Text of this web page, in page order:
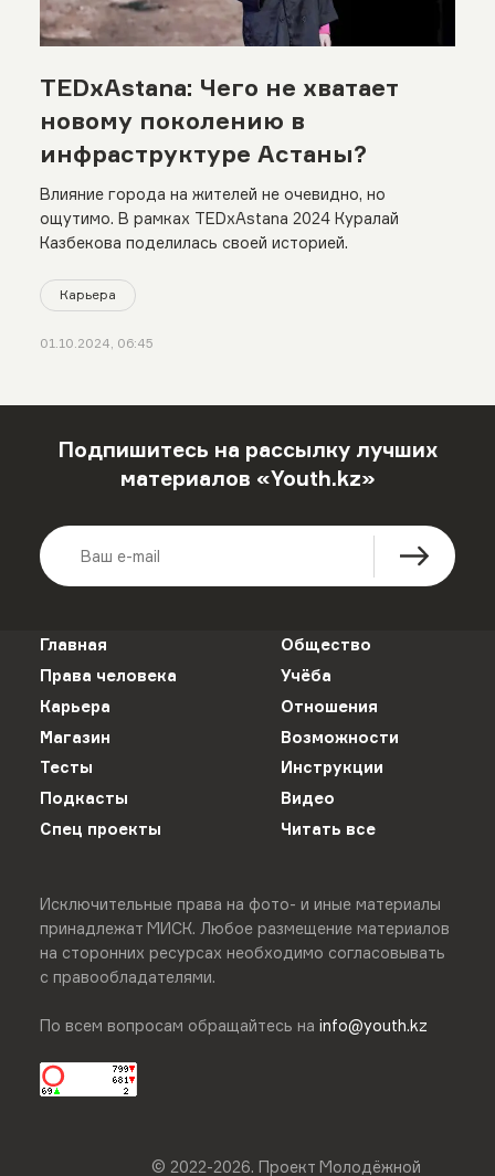
TEDxAstana: Чего не хватает
новому поколению в
инфраструктуре Астаны?
Влияние города на жителей не очевидно, но
ощутимо. В рамках TEDxAstana 2024 Куралай
Казбекова поделилась своей историей.
Карьера
01.10.2024, 06:45
Подпишитесь на рассылку лучших
материалов «Youth.kz»
Главная
Общество
Права человека
Учёба
Карьера
Отношения
Магазин
Возможности
Тесты
Инструкции
Подкасты
Видео
Спец проекты
Читать все
Исключительные права на фото- и иные материалы
принадлежат МИСК. Любое размещение материалов
на сторонних ресурсах необходимо согласовывать
с правообладателями.
По всем вопросам обращайтесь на info@youth.kz
© 2022-2026.Проект Молодёжной